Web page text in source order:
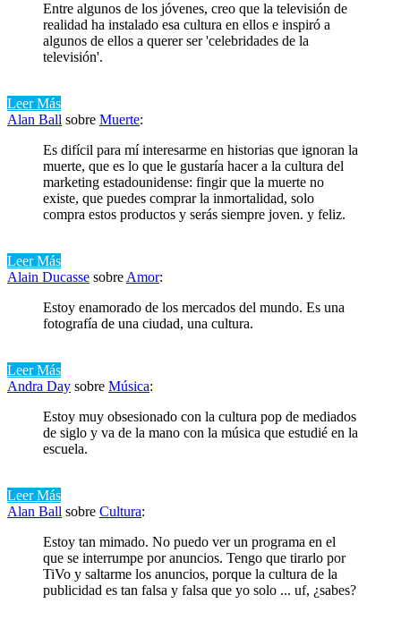
Entre algunos de los jóvenes, creo que la televisión de
realidad ha instalado esa cultura en ellos e inspiró a
algunos de ellos a querer ser 'celebridades de la
televisión'.
Leer Más
Alan Ball sobre Muerte:
Es difícil para mí interesarme en historias que ignoran la
muerte, que es lo que le gustaría hacer a la cultura del
marketing estadounidense: fingir que la muerte no
existe, que puedes comprar la inmortalidad, solo
compra estos productos y serás siempre joven. y feliz.
Leer Más
Alain Ducasse sobre Amor:
Estoy enamorado de los mercados del mundo. Es una
fotografía de una ciudad, una cultura.
Leer Más
Andra Day sobre Música:
Estoy muy obsesionado con la cultura pop de mediados
de siglo y va de la mano con la música que estudié en la
escuela.
Leer Más
Alan Ball sobre Cultura:
Estoy tan mimado. No puedo ver un programa en el
que se interrumpe por anuncios. Tengo que tirarlo por
TiVo y saltarme los anuncios, porque la cultura de la
publicidad es tan falsa y falsa que yo solo ... uf, ¿sabes?